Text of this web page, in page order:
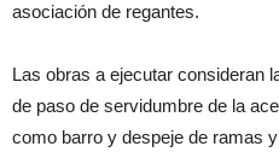
asociación de regantes.
Las obras a ejecutar consideran
de paso de servidumbre de la
como barro y despeje de ramas